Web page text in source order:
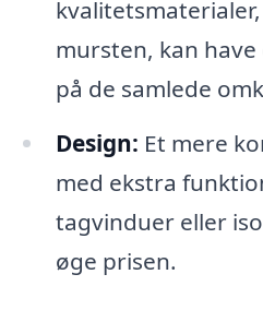
mursten, kan
på de samlede
Design: Et mere
med ekstra
tagvinduer eller
øge prisen.